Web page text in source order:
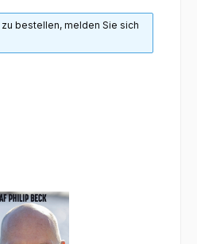
bestellen, melden Sie sich